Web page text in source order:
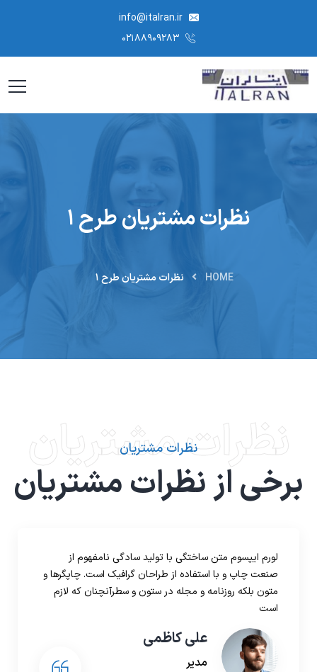
info@italran.ir
نظرات مشتریان طرح ۱
HOME نظرات مشتریان طرح ۱
نظرات مشتریان
برخی از نظرات مشتریان
نظرات مشتریان
لورم ایپسوم متن ساختگی با تولید سادگی نامفهوم از
صنعت چاپ و با استفاده از طراحان گرافیک است. چاپگرها و
متون بلکه روزنامه و مجله در ستون و سطرآنچنان که لازم
است
علی کاظمی
مدیر